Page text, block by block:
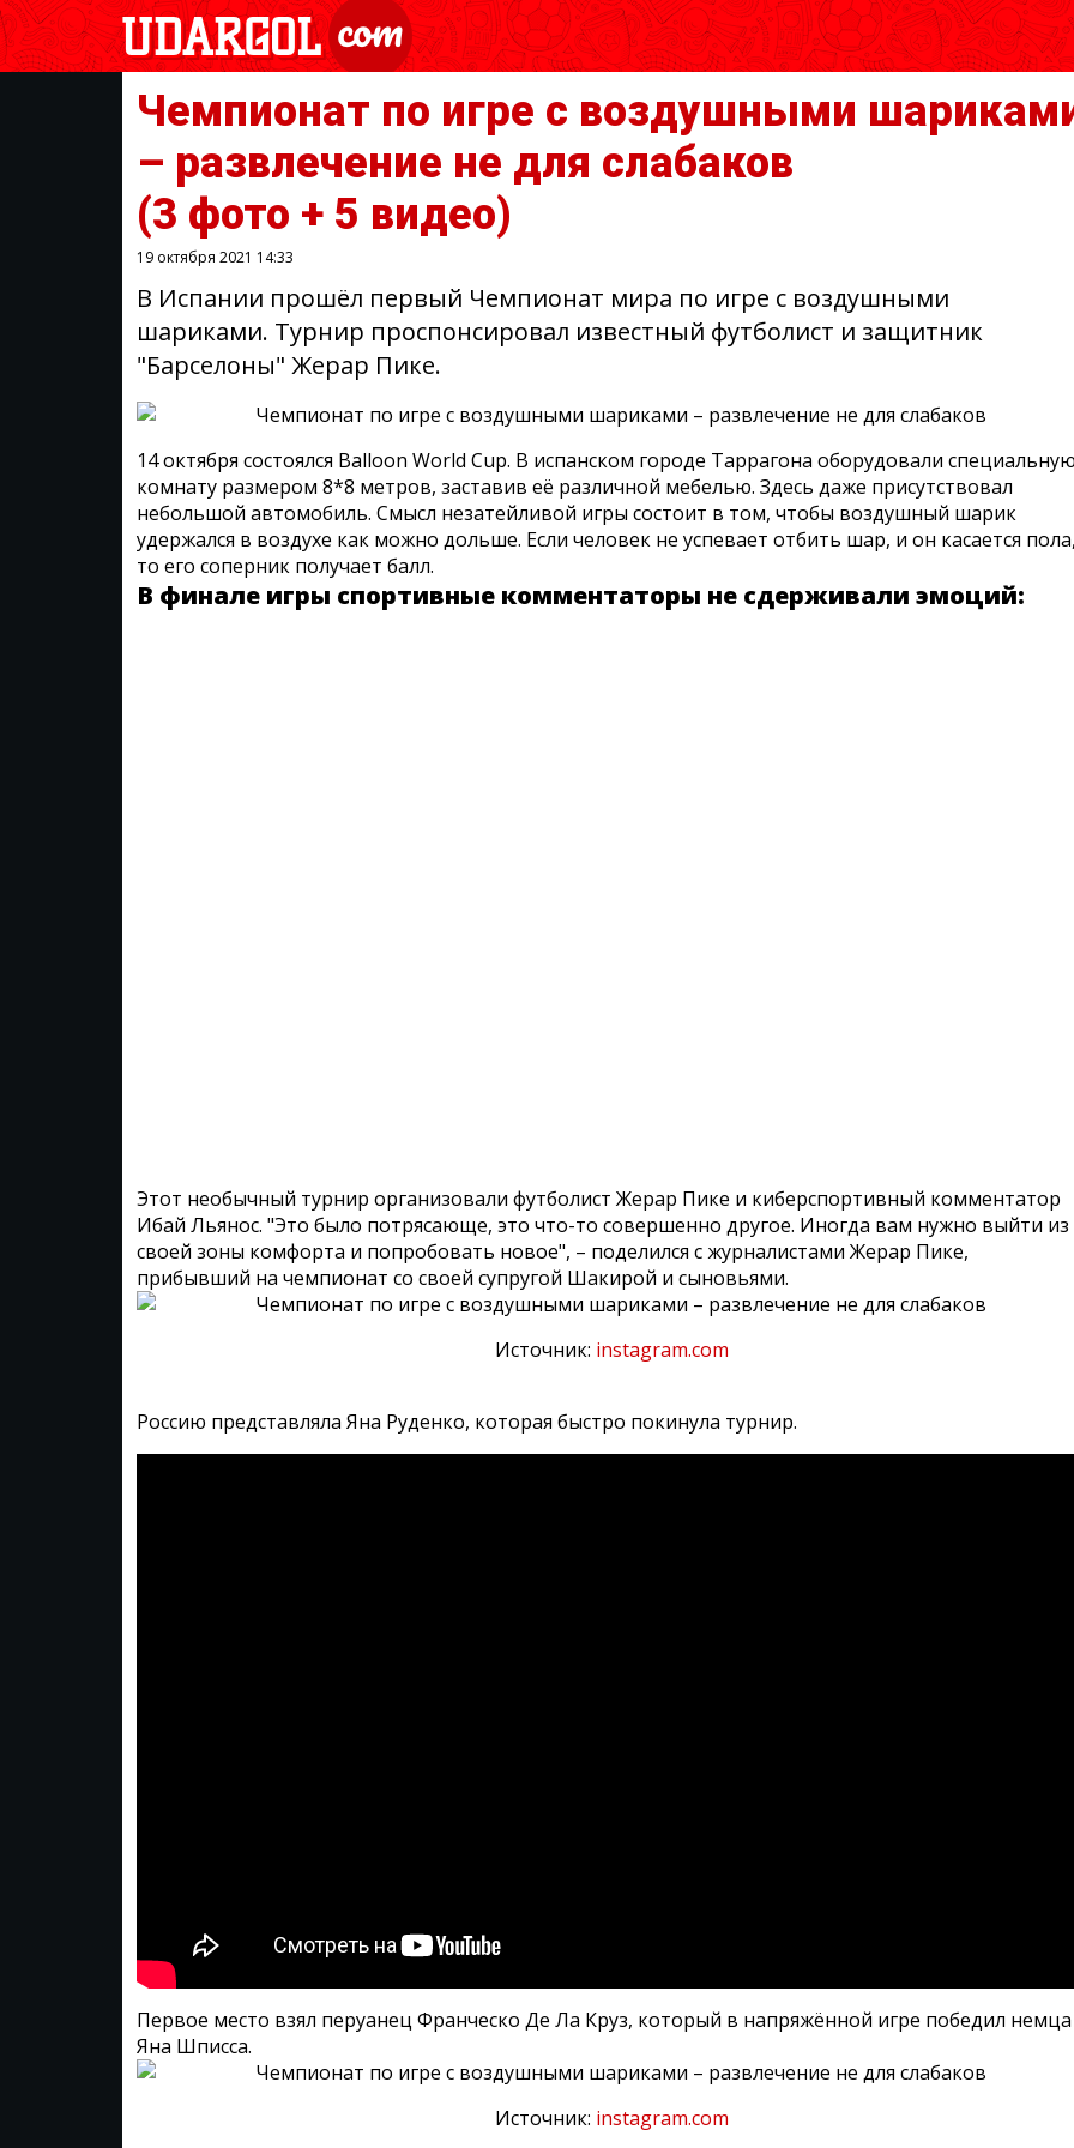
Чемпионат по игре с воздушными
– развлечение не для слабаков
(3 фото + 5 видео)
19 октября 2021 14:33
В Испании прошёл первый Чемпионат мира по игре с воздушными
шариками. Турнир проспонсировал известный футболист и защитник
"Барселоны" Жерар Пике.
14 октября состоялся Balloon World Cup. В испанском городе Таррагона оборудовали
комнату размером 8*8 метров, заставив её различной мебелью. Здесь даже присутствовал
небольшой автомобиль. Смысл незатейливой игры состоит в том, чтобы воздушный шарик
удержался в воздухе как можно дольше. Если человек не успевает отбить шар, и он касается
то его соперник получает балл.
В финале игры спортивные комментаторы не сдерживали эмоций:
Этот необычный турнир организовали футболист Жерар Пике и киберспортивный комментатор
Ибай Льянос. "Это было потрясающе, это что-то совершенно другое. Иногда вам нужно выйти из
своей зоны комфорта и попробовать новое", – поделился с журналистами Жерар Пике,
прибывший на чемпионат со своей супругой Шакирой и сыновьями.
Источник: instagram.com
Россию представляла Яна Руденко, которая быстро покинула турнир.
Первое место взял перуанец Франческо Де Ла Круз, который в напряжённой игре победил немца
Яна Шписса.
Источник: instagram.com